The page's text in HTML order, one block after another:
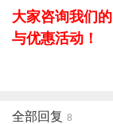
大家咨询我们
与优惠活动！
全部回复 8